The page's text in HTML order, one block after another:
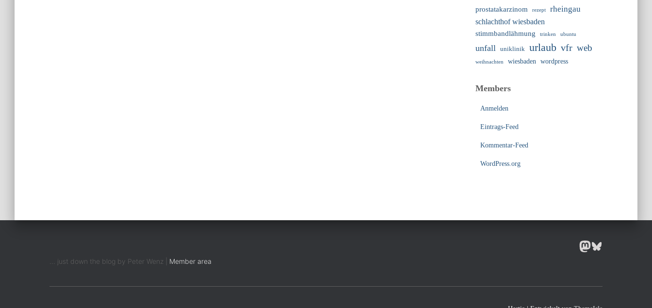
prostatakarzinom
rezept rheingau
schlachthof wiesbaden
stimmbandlähmung trinken ubuntu
unfall uniklinik urlaub vfr web
weihnachten wiesbaden wordpress
Members
Anmelden
Eintrags-Feed
Kommentar-Feed
WordPress.org
... just down the blog by Peter Wenz | Member area
MASTODON